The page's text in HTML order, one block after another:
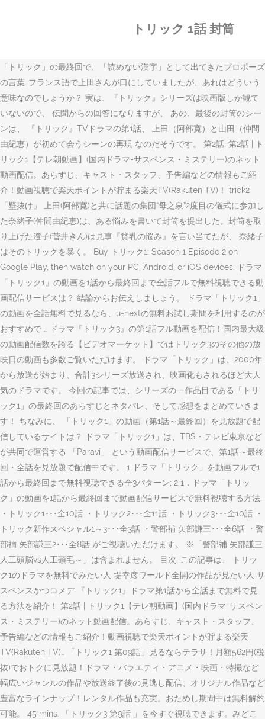
トリック 1話 封筒
「トリック」の最終回で、「読めない漢字」として出てきたプロポーズ
の言葉…フランス語で上田さんが口にしていましたが、あれはどういう
意味なのでしょうか？ 実は、『トリック』シリーズは映画版しか観て
いないので、 伝聞からの回答になりますが、 あの、最後の封筒のシー
ンは、 『トリック』TVドラマの第1話、 上田（阿部寛）と山田（仲間
由紀恵）が初めて会うシーンの再現 なのだそうです。 第2話. 第2話 | ト
リック1【テレ朝動画】(国内ドラマ-サスペンス・ミステリー)のネット
動画配信。あらすじ、キャスト・スタッフ、予告編などの情報もご紹
介！動画視聴で楽天ポイントが貯まる楽天TV(Rakuten TV)！ trick2
「壁抜け」 上田(阿部寛)と共に話題の集団“母之泉”2度目の儀式に参加し
た奈緒子(仲間由紀恵)は、ある悩みを書いて封筒を提出した。封筒を取
り上げた澄子(菅井きん)は見事『貧乳の悩み』を言い当てたが、 奈緒子
はそのトリックを暴く。 Buy トリック1: Season 1 Episode 2 on
Google Play, then watch on your PC, Android, or iOS devices. ドラマ
「トリック1」の動画を1話から最終回まで全話フルで無料視聴できる動
画配信サービスは？ 結論からお伝えしましょう。 ドラマ「トリック1」
の動画を全話無料で見るなら、u-nextの無料お試し期間を利用するのが
おすすめで … ドラマ『トリック3』の第1話フル動画を配信！国内最大級
の動画配信数を誇る【ビデオマーケット】ではトリック3のその他の放
映日の動画も多数ご覧いただけます。 ドラマ「トリック」は、2000年
から放送が始まり、合計3シリーズ放送され、映画化もされるほど大人
気のドラマです。 今回の記事では、シリーズの一作品目である「トリ
ック1」の最終回のあらすじとネタバレ、そして感想をまとめていきま
す！ ちなみに、 「トリック1」の動画（第1話～最終回）を見放題で配
信しているサイトは？ ドラマ「トリック1」は、TBS・テレビ東京など
が共同で運営する 「Paravi」 という動画配信サービスで、第1話～最終
回・全話を見放題で配信中です。 1 ドラマ「トリック」を動画フルで1
話から最終回まで無料視聴できる全3パターン; 2 1．ドラマ「トリッ
ク」の動画を1話から最終回まで動画配信サービスで無料視聴する方法.
・トリック1･･･全10話 ・トリック2･･･全11話 ・トリック3･･･全10話 ・
トリック新作スペシャル1～3･･･全3話 ・警部補 矢部謙三･･･全6話 ・警
部補 矢部謙三2･･･全8話 がご視聴いただけます。 ※「警部補 矢部謙三
人工頭脳vs人工頭毛～」は含まれません。 目次. この記事は、 トリッ
ク1のドラマを無料でみたい人 堤幸彦ワールド全開の作品が見たい人 サ
スペンスかつコメデ 『トリック1』ドラマ第1話から全話まで無料で見
る方法を紹介！ 第2話 | トリック1【テレ朝動画】(国内ドラマ-サスペン
ス・ミステリー)のネット動画配信。あらすじ、キャスト・スタッフ、
予告編などの情報もご紹介！動画視聴で楽天ポイントが貯まる楽天
TV(Rakuten TV)… 「トリック1 第09話」見るならテラサ！月額562円(税
抜)でおトクに見放題！ドラマ・バラエティ・アニメ・映画・特撮など
幅広いジャンルの作品や放送終了後の見逃し配信、オリジナル作品など
豊富なラインナップ！レンタル作品も充実。おためし期間中は無料解約
可能。 45 mins. 「トリック3 第9話 」を今すぐ視聴できます。みどこ